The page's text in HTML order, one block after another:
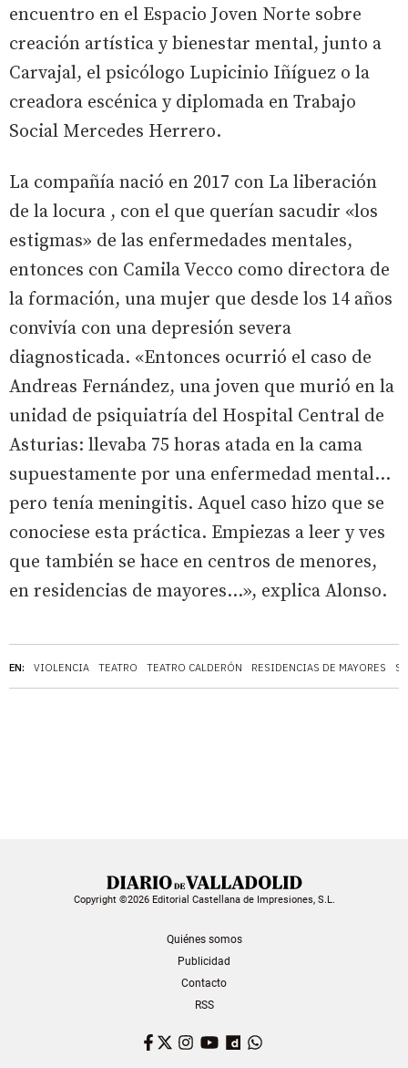
EN: VIOLENCIA TEATRO TEATRO CALDERÓN RESIDENCIAS DE MAYORES
encuentro en el Espacio Joven Norte sobre
creación artística y bienestar mental, junto a
Carvajal, el psicólogo Lupicinio Iñíguez o la
creadora escénica y diplomada en Trabajo
Social Mercedes Herrero.
La compañía nació en 2017 con La liberación
de la locura , con el que querían sacudir «los
estigmas» de las enfermedades mentales,
entonces con Camila Vecco como directora de
la formación, una mujer que desde los 14 años
convivía con una depresión severa
diagnosticada. «Entonces ocurrió el caso de
Andreas Fernández, una joven que murió en la
unidad de psiquiatría del Hospital Central de
Asturias: llevaba 75 horas atada en la cama
supuestamente por una enfermedad mental...
pero tenía meningitis. Aquel caso hizo que se
conociese esta práctica. Empiezas a leer y ves
que también se hace en centros de menores,
en residencias de mayores...», explica Alonso.
Copyright ©2026 Editorial Castellana de Impresiones, S.L.
Quiénes somos
Publicidad
Contacto
RSS
Facebook
TwitterInstagram
YouTubeDailymotion